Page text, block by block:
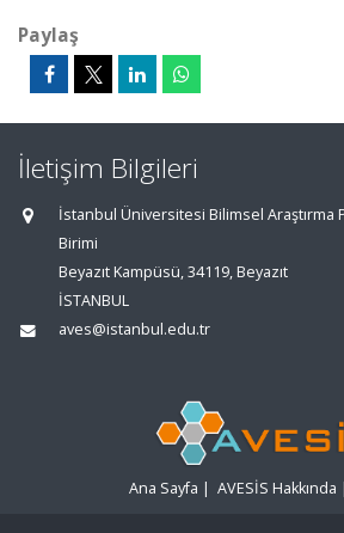
Paylaş
İletişim Bilgileri
İstanbul Üniversitesi Bilimsel
Birimi
Beyazıt Kampüsü, 34119, Beyazıt
İSTANBUL
aves@istanbul.edu.tr
Ana Sayfa | AVESİS Hakkında